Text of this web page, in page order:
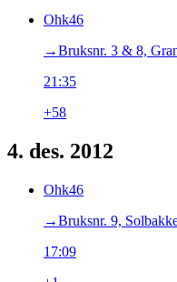
Ohk46
→‎Bruksnr. 3 & 8,
21:35
+58
4. des. 2012
Ohk46
→‎Bruksnr. 9,
17:09